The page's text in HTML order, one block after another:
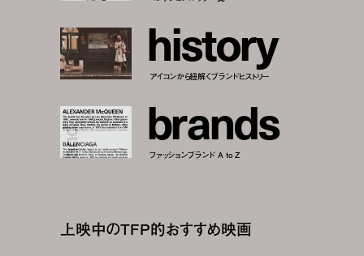
history
アイコンから紐解くブランドヒストリー
brands
ファッションブランド A to Z
上映中のTFP的おすすめ映画